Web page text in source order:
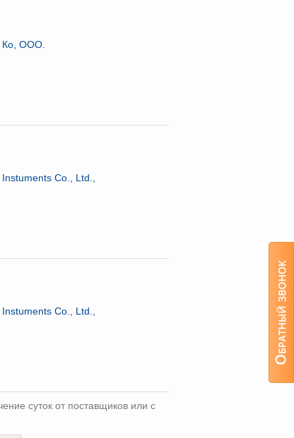
Ко, ООО.
Co., Ltd.,
Co., Ltd.,
суток от поставщиков или с